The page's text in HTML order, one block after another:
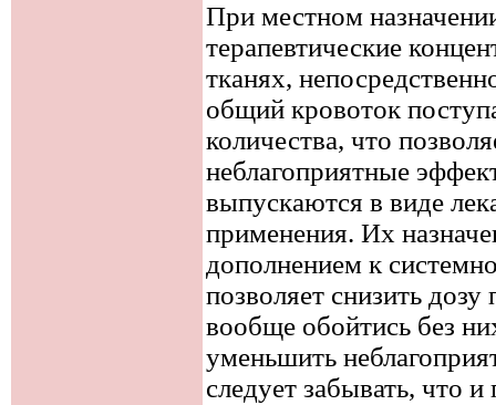
При местном
терапевтические
тканях,
общий кровоток
количества, что
неблагоприятные
выпускаются в виде
применения. Их
дополнением к
позволяет снизить
вообще обойтись без
уменьшить
следует забывать, что